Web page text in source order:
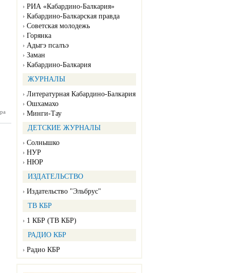
РИА «Кабардино-Балкария»
Кабардино-Балкарская правда
Советская молодежь
Горянка
Адыгэ псалъэ
Заман
Кабардино-Балкария
ЖУРНАЛЫ
Литературная Кабардино-Балкария
Ошхамахо
Минги-Тау
ДЕТСКИЕ ЖУРНАЛЫ
Солнышко
НУР
НЮР
ИЗДАТЕЛЬСТВО
Издательство "Эльбрус"
ТВ КБР
1 КБР (ТВ КБР)
РАДИО КБР
Радио КБР
№90